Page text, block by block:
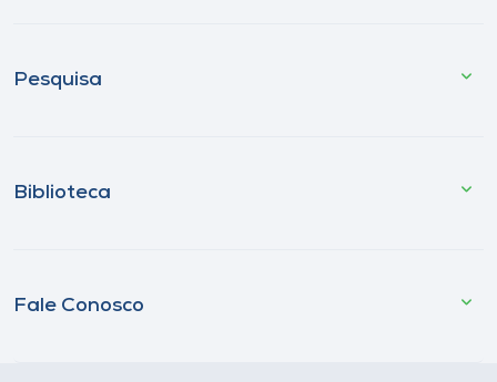
Pesquisa
Biblioteca
Fale Conosco